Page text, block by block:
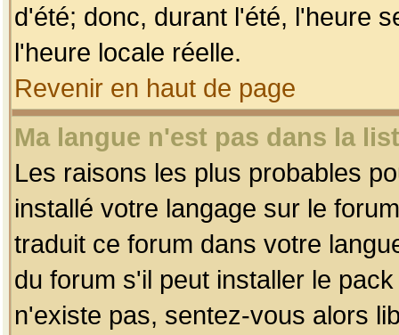
d'été; donc, durant l'été, l'heure
l'heure locale réelle.
Revenir en haut de page
Ma langue n'est pas dans la
Les raisons les plus probables
installé votre langage sur le
traduit ce forum dans votre
du forum s'il peut installer le
n'existe pas, sentez-vous alors